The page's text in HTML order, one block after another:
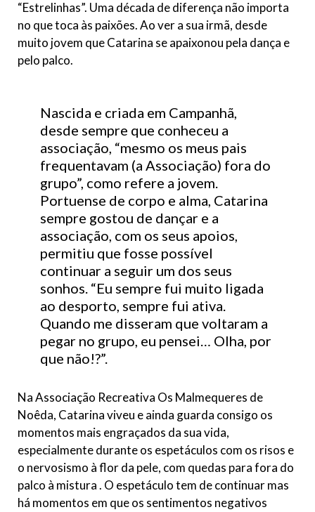
“Estrelinhas”. Uma década de diferença não importa
no que toca às paixões. Ao ver a sua irmã, desde
muito jovem que Catarina se apaixonou pela dança e
pelo palco.
Nascida e criada em Campanhã,
desde sempre que conheceu a
associação, “mesmo os meus pais
frequentavam (a Associação) fora do
grupo”, como refere a jovem.
Portuense de corpo e alma, Catarina
sempre gostou de dançar e a
associação, com os seus apoios,
permitiu que fosse possível
continuar a seguir um dos seus
sonhos. “Eu sempre fui muito ligada
ao desporto, sempre fui ativa.
Quando me disseram que voltaram a
pegar no grupo, eu pensei… Olha, por
que não!?”.
Na Associação Recreativa Os Malmequeres de
Noêda, Catarina viveu e ainda guarda consigo os
momentos mais engraçados da sua vida,
especialmente durante os espetáculos com os risos e
o nervosismo à flor da pele, com quedas para fora do
palco à mistura . O espetáculo tem de continuar mas
há momentos em que os sentimentos negativos